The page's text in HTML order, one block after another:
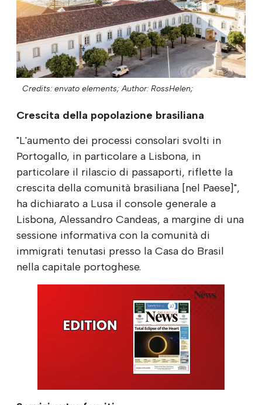
Credits: envato elements; Author: RossHelen;
Crescita della popolazione brasiliana
"L'aumento dei processi consolari svolti in
Portogallo, in particolare a Lisbona, in
particolare il rilascio di passaporti, riflette la
crescita della comunità brasiliana [nel Paese]",
ha dichiarato a Lusa il console generale a
Lisbona, Alessandro Candeas, a margine di una
sessione informativa con la comunità di
immigrati tenutasi presso la Casa do Brasil
nella capitale portoghese.